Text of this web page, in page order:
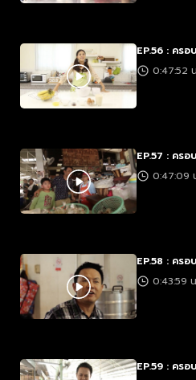
EP.56 : ครอ
0:47:52
EP.57 : ครอ
0:47:09
EP.58 : ครอ
0:43:59
EP.59 : ครอ